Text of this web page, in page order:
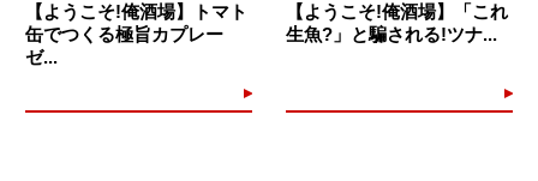
【ようこそ!俺酒場】トマト
缶でつくる極旨カプレー
ゼ...
【ようこそ!俺酒場】「これ
生魚?」と騙される!ツナ...